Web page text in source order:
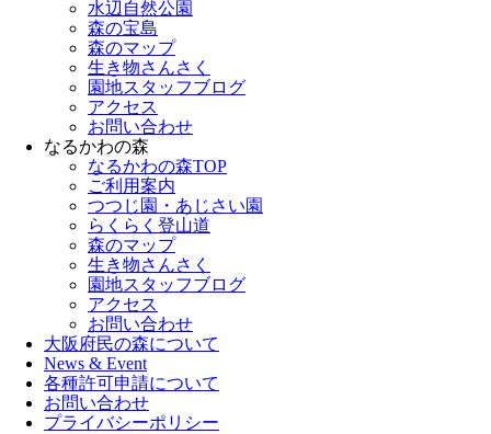
水辺自然公園
森の宝島
森のマップ
生き物さんさく
園地スタッフブログ
アクセス
お問い合わせ
なるかわの森
なるかわの森TOP
ご利用案内
つつじ園・あじさい園
らくらく登山道
森のマップ
生き物さんさく
園地スタッフブログ
アクセス
お問い合わせ
大阪府民の森について
News & Event
各種許可申請について
お問い合わせ
プライバシーポリシー